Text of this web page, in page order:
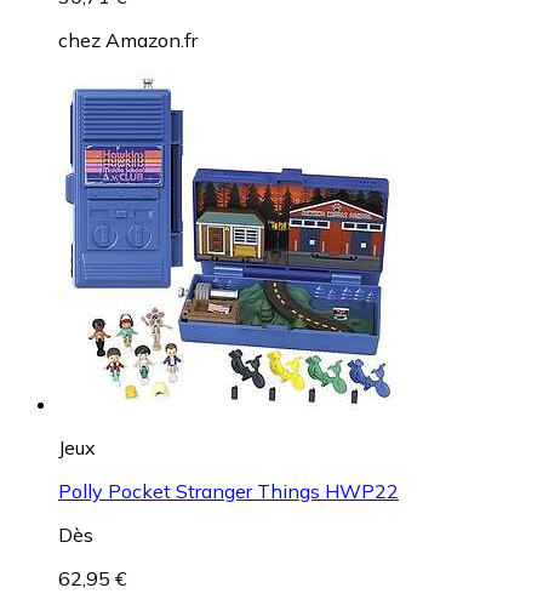
chez Amazon.fr
Jeux
Polly Pocket Stranger Things HWP22
Dès
62,95 €